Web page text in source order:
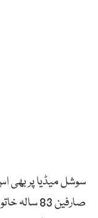
سوشل میڈیا پر بھی
صارفین 83